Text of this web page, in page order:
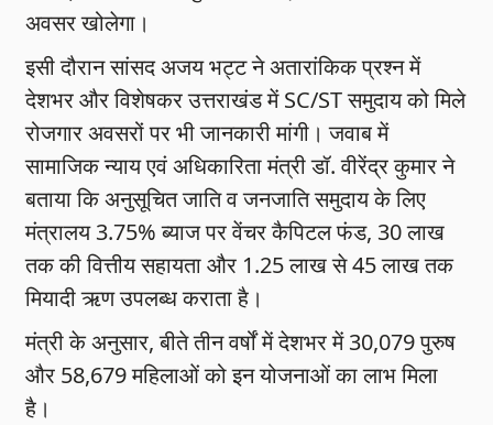
अवसर खोलेगा।
इसी दौरान सांसद अजय भट्ट ने अतारांकिक प्रश्न में
देशभर और विशेषकर उत्तराखंड में SC/ST समुदाय को मिले
रोजगार अवसरों पर भी जानकारी मांगी। जवाब में
सामाजिक न्याय एवं अधिकारिता मंत्री डॉ. वीरेंद्र कुमार ने
बताया कि अनुसूचित जाति व जनजाति समुदाय के लिए
मंत्रालय 3.75% ब्याज पर वेंचर कैपिटल फंड, 30 लाख
तक की वित्तीय सहायता और 1.25 लाख से 45 लाख तक
मियादी ऋण उपलब्ध कराता है।
मंत्री के अनुसार, बीते तीन वर्षों में देशभर में 30,079 पुरुष
और 58,679 महिलाओं को इन योजनाओं का लाभ मिला
है।